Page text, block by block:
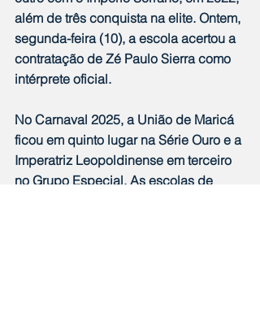
além de três conquista na elite. Ontem,
segunda-feira (10), a escola acertou a
contratação de Zé Paulo Sierra como
intérprete oficial.
No Carnaval 2025, a União de Maricá
ficou em quinto lugar na Série Ouro e a
Imperatriz Leopoldinense em terceiro
no Grupo Especial. As escolas de